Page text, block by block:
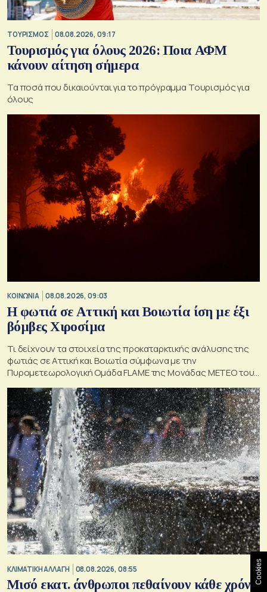
ΤΟΥΡΙΣΜΟΣ 08.08.2026, 09:17
Τουρισμός για όλους 2026: Ποια ΑΦΜ
κάνουν αίτηση σήμερα
Τα ποσά που δικαιούνται για το πρόγραμμα Τουρισμός για
όλους
ΚΟΙΝΩΝΙΑ 08.08.2026, 09:03
Η φωτιά σε Αττική και Βοιωτία ίση με έξι
βόμβες Χιροσίμα
Τι δείχνουν τα στοιχεία της προκαταρκτικής ανάλυσης της
φωτιάς σε Αττική και Βοιωτία σύμφωνα με την
Πυρομετεωρολογική Ομάδα FLAME της Μονάδας ΜΕΤΕΟ του
ΚΛΙΜΑΤΙΚΗ ΑΛΛΑΓΗ 08.08.2026, 08:55
Μισό εκατ. άνθρωποι πεθαίνουν κάθε χρόνοCookies